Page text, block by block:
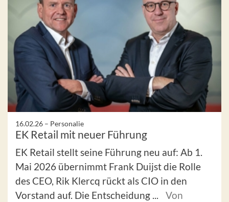
16.02.26 – Personalie
EK Retail mit neuer Führung
EK Retail stellt seine Führung neu auf: Ab 1.
Mai 2026 übernimmt Frank Duijst die Rolle
des CEO, Rik Klercq rückt als CIO in den
Vorstand auf. Die Entscheidung ...
Von